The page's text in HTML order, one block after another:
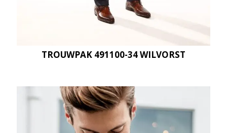
TROUWPAK 491100-34 WILVORST